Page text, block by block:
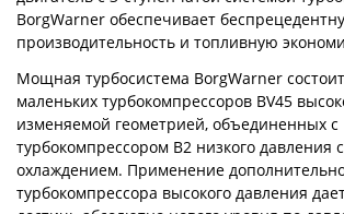
BorgWarner обеспечивает
производительность и топливную
Мощная турбосистема BorgWarner
маленьких турбокомпрессоров BV45
изменяемой геометрией, объединенных с
турбокомпрессором В2 низкого давления
охлаждением. Применение
турбокомпрессора высокого давления